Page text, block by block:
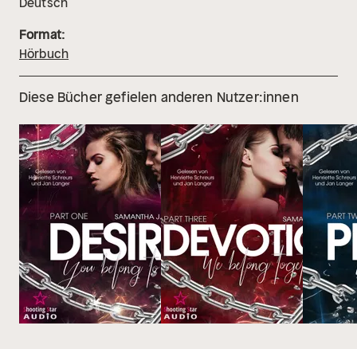
Format:
Hörbuch
Diese Bücher gefielen anderen Nutzer:innen